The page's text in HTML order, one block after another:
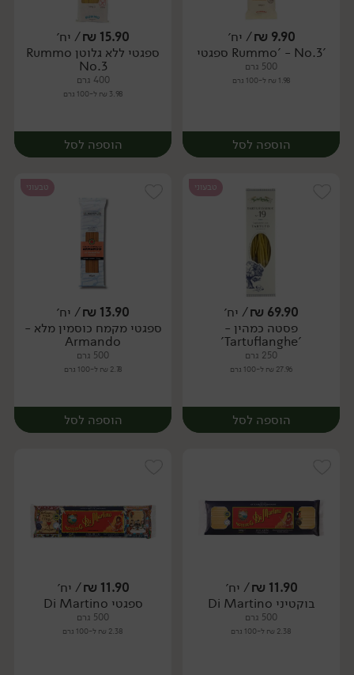
יח׳ יח׳
9.90
₪/ יח׳
'Rummo' - No.3 ספגטי
500 גרם
1.98 ₪ ל-100 גרם
הוספה לסל
יח׳
15.90
₪/ יח׳
ספגטי ללא גלוטן Rummo
No.3
400 גרם
3.98 ₪ ל-100 גרם
הוספה לסל
יח׳
טבעוני
69.90
₪/ יח׳
פסטה כמהין -
'Tartuflanghe'
250 גרם
27.96 ₪ ל-100 גרם
הוספה לסל
יח׳
טבעוני
13.90
₪/ יח׳
ספגטי מקמח כוסמין מלא -
Armando
500 גרם
2.78 ₪ ל-100 גרם
הוספה לסל
יח׳
11.90
₪/ יח׳
בוקטיני Di Martino
500 גרם
2.38 ₪ ל-100 גרם
11.90
₪/ יח׳
ספגטי Di Martino
500 גרם
2.38 ₪ ל-100 גרם